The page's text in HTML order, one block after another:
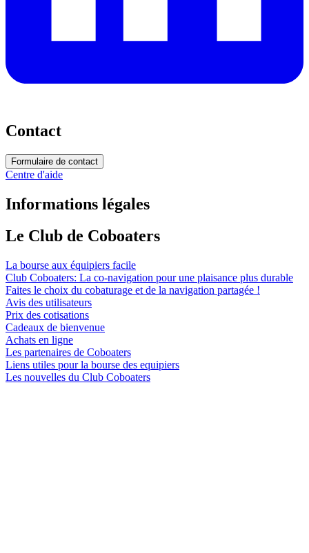
Contact
Formulaire de contact
Centre d'aide
Informations légales
Le Club de Coboaters
La bourse aux équipiers facile
Club Coboaters: La co-navigation pour une plaisance plus durable
Faites le choix du cobaturage et de la navigation partagée !
Avis des utilisateurs
Prix des cotisations
Cadeaux de bienvenue
Achats en ligne
Les partenaires de Coboaters
Liens utiles pour la bourse des equipiers
Les nouvelles du Club Coboaters